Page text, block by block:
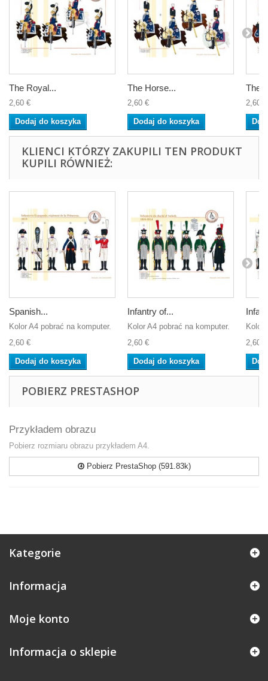
The Royal...
2,60 €
Dodaj do koszyka
The Horse...
2,60 €
Dodaj do koszyka
The
2,60 €
KLIENCI KTÓRZY ZAKUPILI TEN PRODUKT
KUPILI RÓWNIEŻ:
Spanish...
Kolor A4 pobrać na komputer.
2,60 €
Dodaj do koszyka
Infantry of...
Kolor A4 pobrać na komputer.
2,60 €
Dodaj do koszyka
Kolor
2,60 €
POBIERZ PRESTASHOP
Przykładem obrazu
Pobierz rozmiaru obrazu przykładem A4.
Pobierz PrestaShop (591.83k)
Kategorie
Informacja
Moje konto
Informacja o sklepie